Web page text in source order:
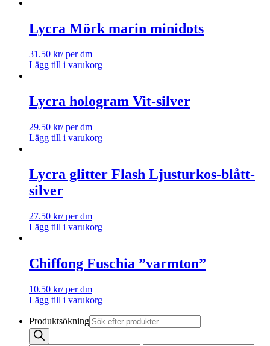
Lycra Mörk marin minidots
31.50 kr/ per dm
Lägg till i varukorg
Lycra hologram Vit-silver
29.50 kr/ per dm
Lägg till i varukorg
Lycra glitter Flash Ljusturkos-blått-
silver
27.50 kr/ per dm
Lägg till i varukorg
Chiffong Fuschia ”varmton”
10.50 kr/ per dm
Lägg till i varukorg
Produktsökning